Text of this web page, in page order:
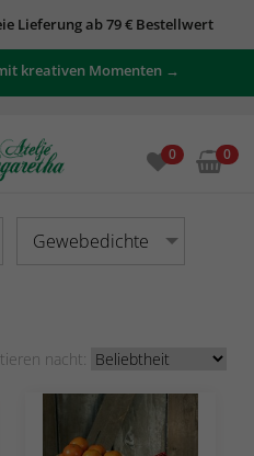
Lieferung ab 79 € Bestellwert
kreativen Momenten →
0 0
Gewebedichte
nacht: